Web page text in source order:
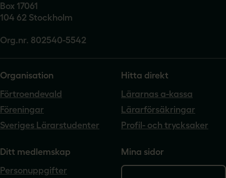
Box 17061
104 62 Stockholm
Org.nr. 802540-5542
Organisation
Förtroendevald
Föreningar
Sveriges Lärarstudenter
Hitta direkt
Lärarnas a-kassa
Lärarförsäkringar
Profil- och trycksaker
Ditt medlemskap
Personuppgifter
Mina sidor